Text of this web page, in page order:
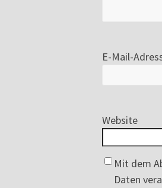
E-Mail-
Website
Mit dem
Daten